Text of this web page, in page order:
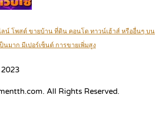
น์ โพสต์ ขายบ้าน ที่ดิน คอนโด ทาวน์เฮ้าส์ หรืออื่นๆ บน
ป็นมาก มีเปอร์เซ็นต์ การขายเพิ่มสูง
All Rights Reserved.